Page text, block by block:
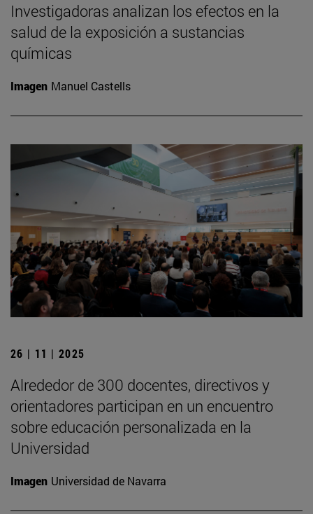
Investigadoras analizan los efectos en la
salud de la exposición a sustancias
químicas
Imagen Manuel Castells
26 | 11 | 2025
Alrededor de 300 docentes, directivos y
orientadores participan en un encuentro
sobre educación personalizada en la
Universidad
Imagen Universidad de Navarra